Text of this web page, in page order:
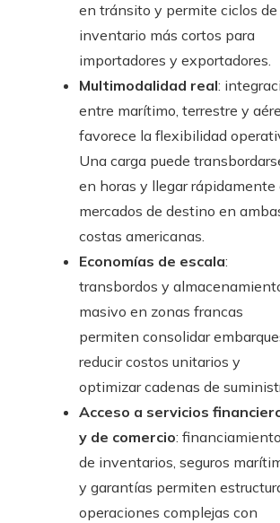
en tránsito y permite ciclos de
inventario más cortos para
importadores y exportadores.
Multimodalidad real:
entre marítimo, terrestre y
favorece la flexibilidad
Una carga puede
en horas y llegar rápidamente
mercados de destino en
costas americanas.
Economías de escala:
transbordos y
masivo en zonas francas
permiten consolidar
reducir costos unitarios y
optimizar cadenas de
Acceso a servicios
y de comercio: financiamiento
de inventarios, seguros
y garantías permiten
operaciones complejas con